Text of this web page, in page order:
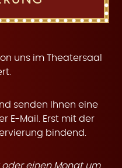
uns im Theatersaal
senden Ihnen eine
E-Mail. Erst mit der
bindend.
oder einen Monat um